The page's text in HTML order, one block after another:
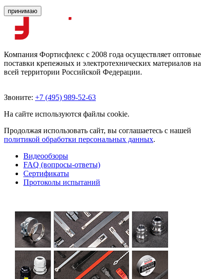
принимаю
Компания Фортисфлекс с 2008 года осуществляет оптовые
поставки крепежных и электротехнических материалов на
всей территории Российской Федерации.
Звоните: +7 (495) 989-52-63
На сайте используются файлы cookie.
Продолжая использовать сайт, вы соглашаетесь с нашей
политикой обработки персональных данных.
Видеообзоры
FAQ (вопросы-ответы)
Сертификаты
Протоколы испытаний